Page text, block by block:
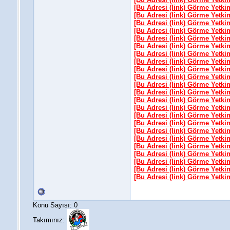
[Bu Adresi (link) Görme
[Bu Adresi (link) Görme
[Bu Adresi (link) Görme
[Bu Adresi (link) Görme
[Bu Adresi (link) Görme
[Bu Adresi (link) Görme
[Bu Adresi (link) Görme
[Bu Adresi (link) Görme
[Bu Adresi (link) Görme
[Bu Adresi (link) Görme
[Bu Adresi (link) Görme
[Bu Adresi (link) Görme
[Bu Adresi (link) Görme
[Bu Adresi (link) Görme
[Bu Adresi (link) Görme
[Bu Adresi (link) Görme
[Bu Adresi (link) Görme
[Bu Adresi (link) Görme
[Bu Adresi (link) Görme
[Bu Adresi (link) Görme
[Bu Adresi (link) Görme
[Bu Adresi (link) Görme
[Bu Adresi (link) Görme
Konu Sayısı: 0
Takımınız: